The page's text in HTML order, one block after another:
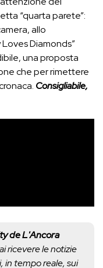
“quarta parete”:
allo
Diamonds”
una proposta
che per rimettere
Consigliabile,
de L'Ancora
ricevere le notizie
in tempo reale, sui